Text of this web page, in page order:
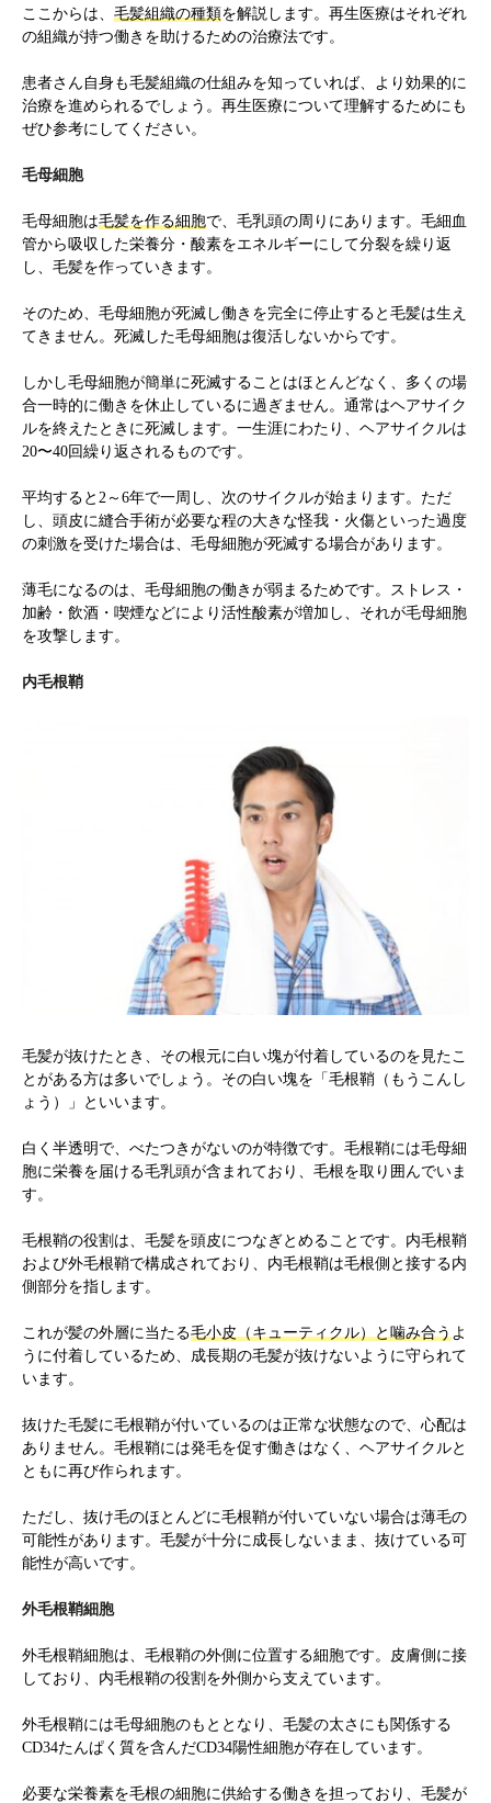
ここからは、 毛髪組織の種類を解説します。再生医療はそれぞれ
の組織が持つ働きを助けるための治療法です。
患者さん自身も毛髪組織の仕組みを知っていれば、より効果的に
治療を進められるでしょう。再生医療について理解するためにも
ぜひ参考にしてください。
毛母細胞
毛母細胞は毛髪を作る細胞で、毛乳頭の周りにあります。毛細血
管から吸収した栄養分・酸素をエネルギーにして分裂を繰り返
し、毛髪を作っていきます。
そのため、毛母細胞が死滅し働きを完全に停止すると毛髪は生え
てきません。死滅した毛母細胞は復活しないからです。
しかし毛母細胞が簡単に死滅することはほとんどなく、多くの場
合一時的に働きを休止しているに過ぎません。通常はヘアサイク
ルを終えたときに死滅します。一生涯にわたり、ヘアサイクルは
20〜40回繰り返されるものです。
平均すると2～6年で一周し、次のサイクルが始まります。ただ
し、頭皮に縫合手術が必要な程の大きな怪我・火傷といった過度
の刺激を受けた場合は、毛母細胞が死滅する場合があります。
薄毛になるのは、毛母細胞の働きが弱まるためです。ストレス・
加齢・飲酒・喫煙などにより活性酸素が増加し、それが毛母細胞
を攻撃します。
内毛根鞘
毛髪が抜けたとき、その根元に白い塊が付着しているのを見たこ
とがある方は多いでしょう。その白い塊を「毛根鞘（もうこんし
ょう）」といいます。
白く半透明で、べたつきがないのが特徴です。毛根鞘には毛母細
胞に栄養を届ける毛乳頭が含まれており、毛根を取り囲んでいま
す。
毛根鞘の役割は、毛髪を頭皮につなぎとめることです。内毛根鞘
および外毛根鞘で構成されており、内毛根鞘は毛根側と接する内
側部分を指します。
これが髪の外層に当たる毛小皮（キューティクル）と噛み合う よ
うに付着しているため、成長期の毛髪が抜けないように守られて
います。
抜けた毛髪に毛根鞘が付いているのは正常な状態なので、心配は
ありません。毛根鞘には発毛を促す働きはなく、ヘアサイクルと
ともに再び作られます。
ただし、抜け毛のほとんどに毛根鞘が付いていない場合は薄毛の
可能性があります。毛髪が十分に成長しないまま、抜けている可
能性が高いです。
外毛根鞘細胞
外毛根鞘細胞は、毛根鞘の外側に位置する細胞です。皮膚側に接
しており、内毛根鞘の役割を外側から支えています。
外毛根鞘には毛母細胞のもととなり、毛髪の太さにも関係する
CD34たんぱく質を含んだCD34陽性細胞が存在しています。
必要な栄養素を毛根の細胞に供給する働きを担っており、毛髪が